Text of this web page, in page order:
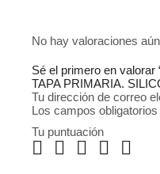
No hay valoraciones
Sé el primero en
TAPA PRIMARIA.
Tu dirección de correo
Los campos
Tu puntuación